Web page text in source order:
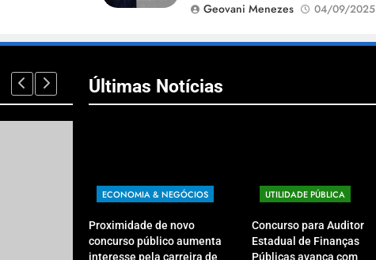
Geovani Menezes
04/09/2025
Últimas Notícias
ECONOMIA & NEGÓCIOS
Proximidade de novo
concurso público aumenta
interesse pela carreira de
UTILIDADE PÚBLICA
Concurso para Auditor
Estadual de Finanças
Públicas avança com